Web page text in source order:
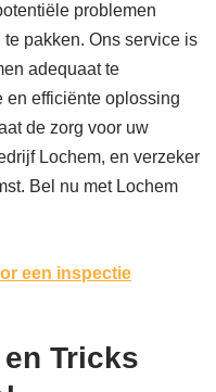
problemen
pakken. Ons service is
adequaat te
en efficiënte oplossing
de zorg voor uw
Lochem, en verzeker
Bel nu met Lochem
een inspectie
Tricks